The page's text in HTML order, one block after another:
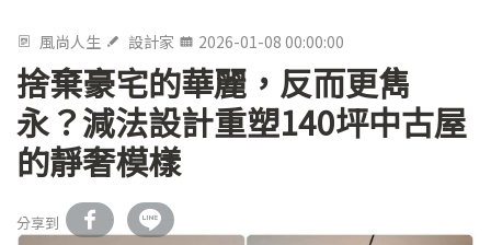
風尚人生 設計家 2026-01-08 00:00:00
捨棄豪宅的華麗，反而更雋
永？減法設計重塑140坪中古屋
的靜奢模樣
分享到